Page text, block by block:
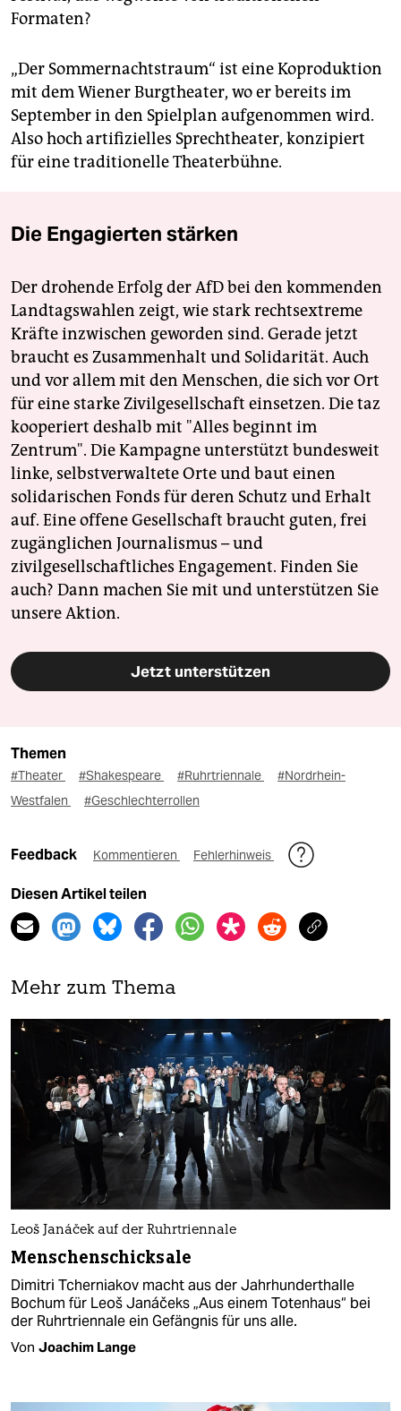
Formaten?
„Der Sommernachtstraum“ ist eine Koproduktion
mit dem Wiener Burgtheater, wo er bereits im
September in den Spielplan aufgenommen wird.
Also hoch artifizielles Sprechtheater, konzipiert
für eine traditionelle Theaterbühne.
Die Engagierten stärken
Der drohende Erfolg der AfD bei den kommenden
Landtagswahlen zeigt, wie stark rechtsextreme
Kräfte inzwischen geworden sind. Gerade jetzt
braucht es Zusammenhalt und Solidarität. Auch
und vor allem mit den Menschen, die sich vor Ort
für eine starke Zivilgesellschaft einsetzen. Die taz
kooperiert deshalb mit "Alles beginnt im
Zentrum". Die Kampagne unterstützt bundesweit
linke, selbstverwaltete Orte und baut einen
solidarischen Fonds für deren Schutz und Erhalt
auf. Eine offene Gesellschaft braucht guten, frei
zugänglichen Journalismus – und
zivilgesellschaftliches Engagement. Finden Sie
auch? Dann machen Sie mit und unterstützen Sie
unsere Aktion.
Jetzt unterstützen
Themen
#Theater #Shakespeare #Ruhrtriennale
#Nordrhein-
Westfalen
#Geschlechterrollen
Feedback Kommentieren Fehlerhinweis
Diesen Artikel teilen
Mehr zum Thema
Leoš Janáček auf der Ruhrtriennale
Menschenschicksale
Dimitri Tcherniakov macht aus der Jahrhunderthalle
Bochum für Leoš Janáčeks „Aus einem Totenhaus“ bei
der Ruhrtriennale ein Gefängnis für uns alle.
Von Joachim Lange